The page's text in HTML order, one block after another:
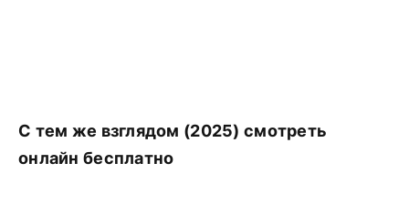
С тем же взглядом (2025) смотреть
онлайн бесплатно